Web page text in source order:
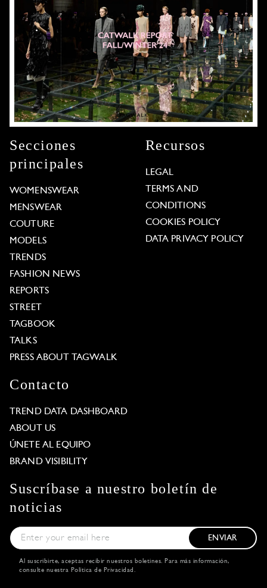
Secciones
principales
WOMENSWEAR
MENSWEAR
COUTURE
MODELS
TRENDS
FASHION NEWS
REPORTS
STREET
TAGBOOK
TALKS
PRESS ABOUT TAGWALK
Recursos
LEGAL
TERMS AND
CONDITIONS
COOKIES POLICY
DATA PRIVACY POLICY
Contacto
TREND DATA DASHBOARD
ABOUT US
ÚNETE AL EQUIPO
BRAND VISIBILITY
Suscríbase a nuestro boletín de
noticias
ENVIAR
Al suscribirte, aceptas recibir nuestros boletines. Para más información,
consulte nuestra Política de Privacidad .